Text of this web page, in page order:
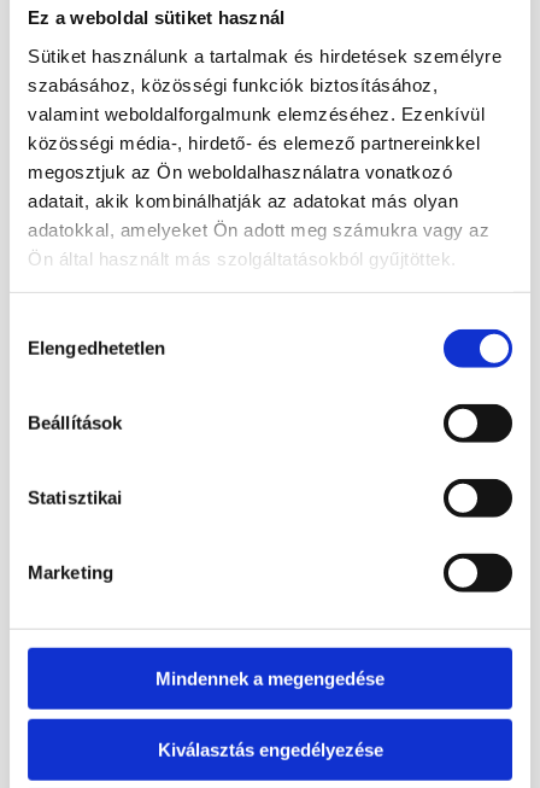
Ez a weboldal sütiket használ
Sütiket használunk a tartalmak és hirdetések személyre
szabásához, közösségi funkciók biztosításához,
valamint weboldalforgalmunk elemzéséhez. Ezenkívül
közösségi média-, hirdető- és elemező partnereinkkel
megosztjuk az Ön weboldalhasználatra vonatkozó
adatait, akik kombinálhatják az adatokat más olyan
adatokkal, amelyeket Ön adott meg számukra vagy az
Ön által használt más szolgáltatásokból gyűjtöttek.
kiválasztása
Elengedhetetlen
Beállítások
Statisztikai
Marketing
Mindennek a megengedése
Kiválasztás engedélyezése
Érdekelhetnek még…
Kép jáspis lap
14 990Ft
Bővebb információ
Kosárba
teszem
ELFOGYOTT
Kép jáspis könyv
32 990Ft
Bővebb információ
Tovább
olvasom
Kép jáspis lap
Bővebb információ
Kosárba
Érdekelhetnek még…